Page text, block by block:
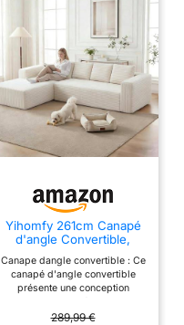
Yihomfy 261cm Canapé
d'angle Convertible,
Compressible canapé
modulable Cloud avec
Assise Profonde, canape
Librement combinable
Canape dangle convertible : Ce
canapé d'angle convertible
présente une conception
structure interne traditionnelle et
289,99 €